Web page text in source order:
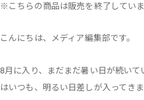
※こちらの商品は販売を終了してい
こんにちは、メディア編集部です。
8月に入り、まだまだ暑い日が続い
はいつも、明るい日差しが入ってきま